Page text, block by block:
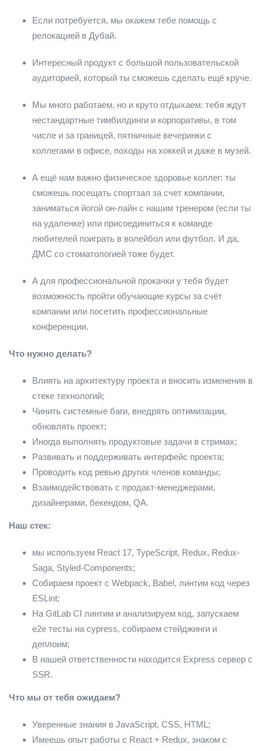
Если потребуется, мы окажем тебе помощь с
релокацией в Дубай.
Интересный продукт с большой пользовательской
аудиторией, который ты сможешь сделать ещё круче.
Мы много работаем, но и круто отдыхаем: тебя ждут
нестандартные тимбилдинги и корпоративы, в том
числе и за границей, пятничные вечеринки с
коллегами в офисе, походы на хоккей и даже в музей.
А ещё нам важно физическое здоровье коллег: ты
сможешь посещать спортзал за счет компании,
заниматься йогой он-лайн с нашим тренером (если ты
на удаленке) или присоединиться к команде
любителей поиграть в волейбол или футбол. И да,
ДМС со стоматологией тоже будет.
А для профессиональной прокачки у тебя будет
возможность пройти обучающие курсы за счёт
компании или посетить профессиональные
конференции.
Что нужно делать?
Влиять на архитектуру проекта и вносить изменения в
стеке технологий;
Чинить системные баги, внедрять оптимизации,
обновлять проект;
Иногда выполнять продуктовые задачи в стримах;
Развивать и поддерживать интерфейс проекта;
Проводить код ревью других членов команды;
Взаимодействовать с продакт-менеджерами,
дизайнерами, бекендом, QA.
Наш стек:
мы используем React 17, TypeScript, Redux, Redux-
Saga, Styled-Components;
Собираем проект с Webpack, Babel, линтим код через
ESLint;
На GitLab CI линтим и анализируем код, запускаем
e2e тесты на cypress, собираем стейджинги и
деплоим;
В нашей ответственности находится Express сервер с
SSR.
Что мы от тебя ожидаем?
Уверенные знания в JavaScript, CSS, HTML;
Имеешь опыт работы с React + Redux, знаком с